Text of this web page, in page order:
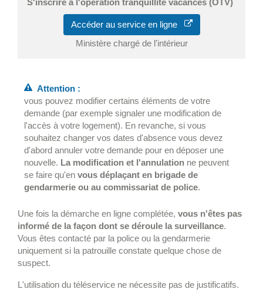
Accéder au service en ligne
Ministère chargé de l'intérieur
Attention :
vous pouvez modifier certains éléments de votre
demande (par exemple signaler une modification de
l'accès à votre logement). En revanche, si vous
souhaitez changer vos dates d'absence vous devez
d'abord annuler votre demande pour en déposer une
nouvelle. La modification et l'annulation ne peuvent
se faire qu'envous déplaçant en brigade de
gendarmerie ou au commissariat de police.
Une fois la démarche en ligne complétée, vous n'êtes pas
informé de la façon dont se déroule la surveillance.
Vous êtes contacté par la police ou la gendarmerie
uniquement si la patrouille constate quelque chose de
suspect.
L'utilisation du téléservice ne nécessite pas de justificatifs.